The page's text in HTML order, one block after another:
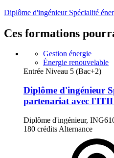
Diplôme d'ingénieur Spécialité
Ces formations
Gestion énergie
Énergie renouvelable
Entrée Niveau 5 (Bac+2)
Diplôme d'ingénieur
partenariat avec
Diplôme d'ingénieur,
180 crédits Alternance